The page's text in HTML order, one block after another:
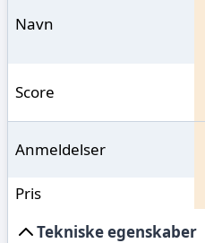
Navn
Score
Anmeldelser
Pris
Tekniske egenskaber